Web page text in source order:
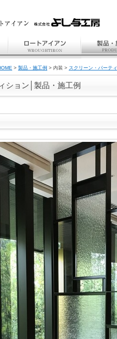
> 製品・施工例 > 内装 > スクリーン・パーテ
ション│製品・施工例